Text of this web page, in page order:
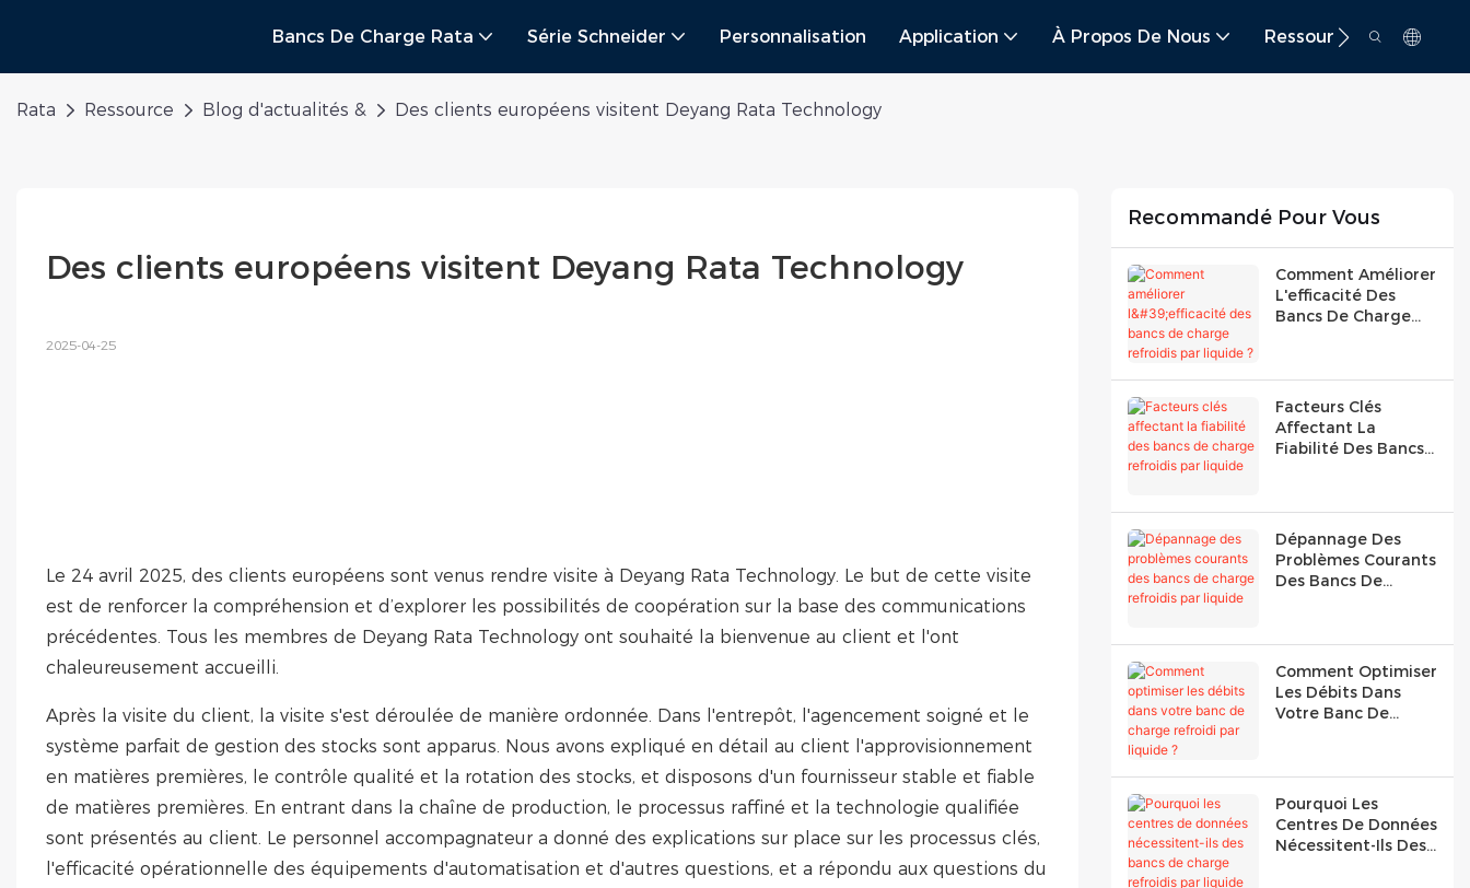
Bancs De Charge Rata Série Schneider Personnalisation Application À Propos De Nous Ressource
Rata Ressource Blog d'actualités & Des clients européens visitent Deyang Rata Technology
Des clients européens visitent Deyang Rata Technology
2025-04-25
Le 24 avril 2025, des clients européens sont venus rendre visite à Deyang Rata Technology. Le but de cette visite
est de renforcer la compréhension et d’explorer les possibilités de coopération sur la base des communications
précédentes. Tous les membres de Deyang Rata Technology ont souhaité la bienvenue au client et l'ont
chaleureusement accueilli. ​
Après la visite du client, la visite s'est déroulée de manière ordonnée. Dans l'entrepôt, l'agencement soigné et le
système parfait de gestion des stocks sont apparus. Nous avons expliqué en détail au client l'approvisionnement
en matières premières, le contrôle qualité et la rotation des stocks, et disposons d'un fournisseur stable et fiable
de matières premières. En entrant dans la chaîne de production, le processus raffiné et la technologie qualifiée
sont présentés au client. Le personnel accompagnateur a donné des explications sur place sur les processus clés,
l'efficacité opérationnelle des équipements d'automatisation et d'autres questions, et a répondu aux questions du
Recommandé Pour Vous
Comment Améliorer
L'efficacité Des
Bancs De Charge
Facteurs Clés
Affectant La
Fiabilité Des Bancs
Dépannage Des
Problèmes Courants
Des Bancs De
Comment Optimiser
Les Débits Dans
Votre Banc De
Pourquoi Les
Centres De Données
Nécessitent-Ils Des